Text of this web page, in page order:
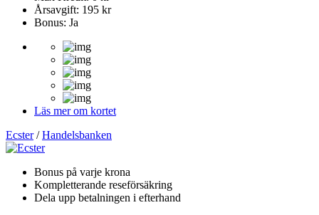
Årsavgift: 195 kr
Bonus: Ja
Läs mer om kortet
Ecster/Handelsbanken
Bonus på varje krona
Kompletterande reseförsäkring
Dela upp betalningen i efterhand